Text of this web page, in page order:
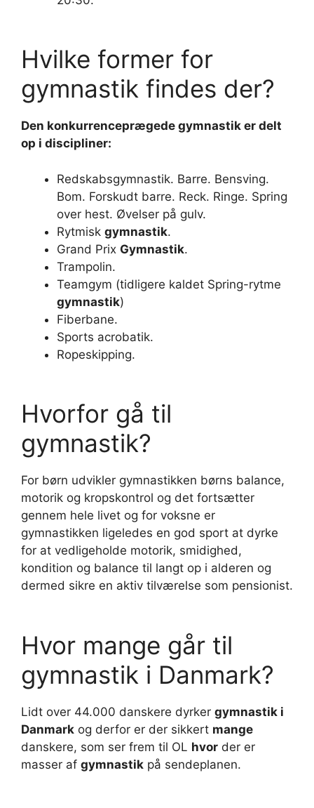
Hvilke former for
gymnastik findes der?
Den konkurrenceprægede gymnastik er delt
op i discipliner:
Redskabsgymnastik. Barre. Bensving.
Bom. Forskudt barre. Reck. Ringe. Spring
over hest. Øvelser på gulv.
Rytmisk gymnastik.
Grand Prix Gymnastik.
Trampolin.
Teamgym (tidligere kaldet Spring-rytme
gymnastik)
Fiberbane.
Sports acrobatik.
Ropeskipping.
Hvorfor gå til
gymnastik?
For børn udvikler gymnastikken børns balance,
motorik og kropskontrol og det fortsætter
gennem hele livet og for voksne er
gymnastikken ligeledes en god sport at dyrke
for at vedligeholde motorik, smidighed,
kondition og balance til langt op i alderen og
dermed sikre en aktiv tilværelse som pensionist.
Hvor mange går til
gymnastik i Danmark?
Lidt over 44.000 danskere dyrker gymnastik i
Danmark og derfor er der sikkert mange
danskere, som ser frem til OL hvor der er
masser af gymnastik på sendeplanen.